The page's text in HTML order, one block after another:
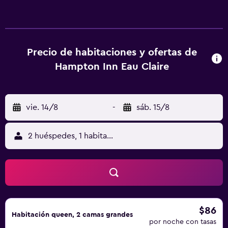
Precio de habitaciones y ofertas de
Hampton Inn Eau Claire
vie. 14/8 - sáb. 15/8
2 huéspedes, 1 habitación
Habitación queen, 2 camas grandes $86
por noche con tasas